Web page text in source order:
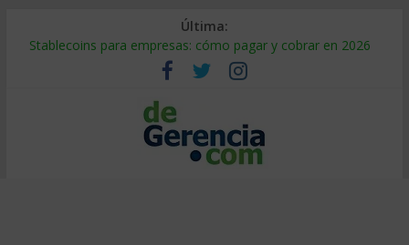
Última:
Stablecoins para empresas: cómo pagar y cobrar en 2026
Despido silencioso: qué es y por qué sale tan caro
IA en selección de personal: cómo auditarla a tiempo
Trabajo forzoso en la cadena de suministro: qué hacer
Mercado hispano de EE. UU.: cómo segmentarlo y venderle